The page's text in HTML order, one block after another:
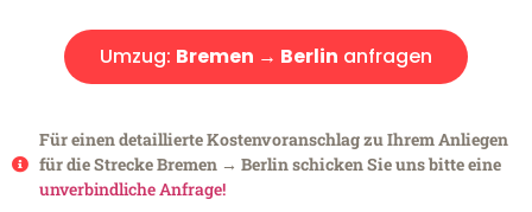
Umzug: Bremen → Berlin anfragen
Für einen detaillierte Kostenvoranschlag zu Ihrem Anliegen
für die Strecke Bremen → Berlin schicken Sie uns bitte eine
unverbindliche Anfrage!